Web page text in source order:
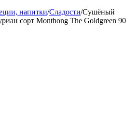
напитки/Сладости/Сушёный
сорт Monthong The Goldgreen 90